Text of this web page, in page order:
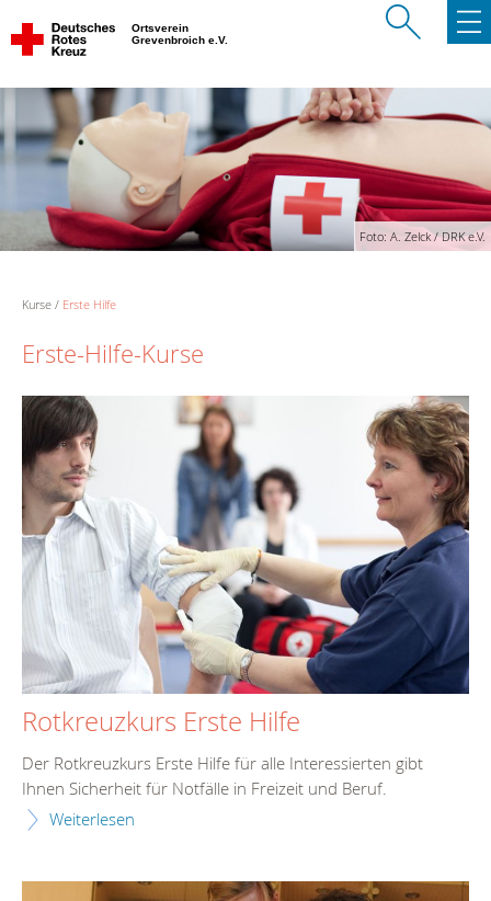
Ortsverein
Grevenbroich e.V.
Foto: A. Zelck / DRK e.V.
Kurse Erste Hilfe
Erste-Hilfe-Kurse
Rotkreuzkurs Erste Hilfe
Der Rotkreuzkurs Erste Hilfe für alle Interessierten gibt
Ihnen Sicherheit für Notfälle in Freizeit und Beruf.
Weiterlesen